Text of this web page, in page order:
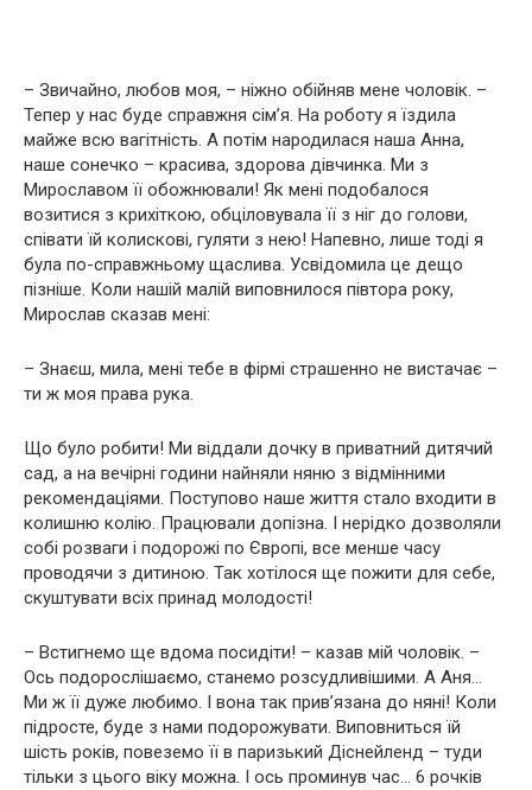
– Звичайно, любов моя, – ніжно обійняв мене чоловік. –
Тепер у нас буде справжня сім’я. На роботу я їздила
майже всю вагітність. А потім народилася наша Анна,
наше сонечко – красива, здорова дівчинка. Ми з
Мирославом її обожнювали! Як мені подобалося
возитися з крихіткою, обціловувала її з ніг до голови,
співати їй колискові, гуляти з нею! Напевно, лише тоді я
була по-справжньому щаслива. Усвідомила це дещо
пізніше. Коли нашій малій виповнилося півтора року,
Мирослав сказав мені:
– Знаєш, мила, мені тебе в фірмі страшенно не вистачає –
ти ж моя права рука.
Що було робити! Ми віддали дочку в приватний дитячий
сад, а на вечірні години найняли няню з відмінними
рекомендаціями. Поступово наше життя стало входити в
колишню колію. Працювали допізна. І нерідко дозволяли
собі розваги і подорожі по Європі, все менше часу
проводячи з дитиною. Так хотілося ще пожити для себе,
скуштувати всіх принад молодості!
– Встигнемо ще вдома посидіти! – казав мій чоловік. –
Ось подорослішаємо, станемо розсудливішими. А Аня…
Ми ж її дуже любимо. І вона так прив’язана до няні! Коли
підросте, буде з нами подорожувати. Виповниться їй
шість років, повеземо її в паризький Діснейленд – туди
тільки з цього віку можна. І ось проминув час… 6 рочків